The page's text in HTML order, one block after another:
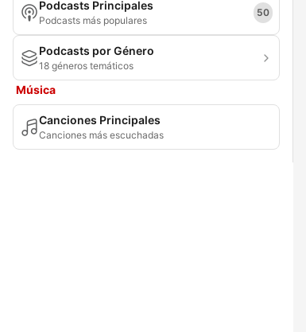
Podcasts Principales
Podcasts más populares
50
Podcasts por Género
18 géneros temáticos
Música
Canciones Principales
Canciones más escuchadas